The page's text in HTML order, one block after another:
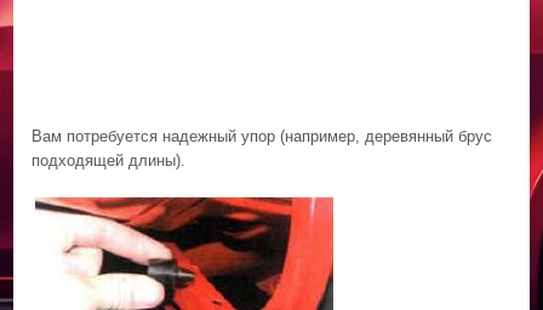
Вам потребуется надежный упор (например, деревянный брус
подходящей длины).